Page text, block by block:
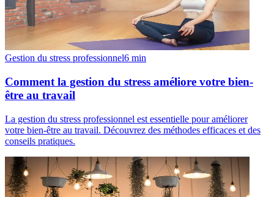
Gestion du stress professionnel6 min
Comment la gestion du stress améliore votre bien-
être au travail
La gestion du stress professionnel est essentielle pour améliorer
votre bien-être au travail. Découvrez des méthodes efficaces et des
conseils pratiques.